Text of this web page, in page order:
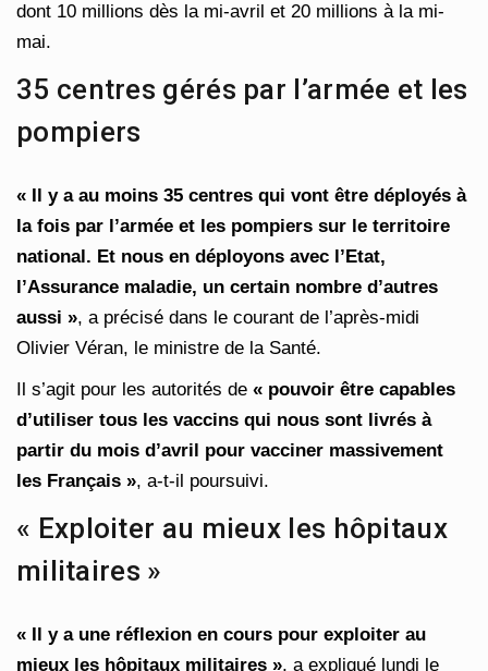
dont 10 millions dès la mi-avril et 20 millions à la mi-
mai.
35 centres gérés par l’armée et les
pompiers
« Il y a au moins 35 centres qui vont être déployés à
la fois par l’armée et les pompiers sur le territoire
national. Et nous en déployons avec l’Etat,
l’Assurance maladie, un certain nombre d’autres
aussi », a précisé dans le courant de l’après-midi
Olivier Véran, le ministre de la Santé.
Il s’agit pour les autorités de « pouvoir être capables
d’utiliser tous les vaccins qui nous sont livrés à
partir du mois d’avril pour vacciner massivement
les Français », a-t-il poursuivi.
« Exploiter au mieux les hôpitaux
militaires »
« Il y a une réflexion en cours pour exploiter au
mieux les hôpitaux militaires », a expliqué lundi le